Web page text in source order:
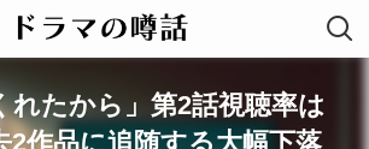
れたから」第2話視聴率は
2作品に追随する大幅下落